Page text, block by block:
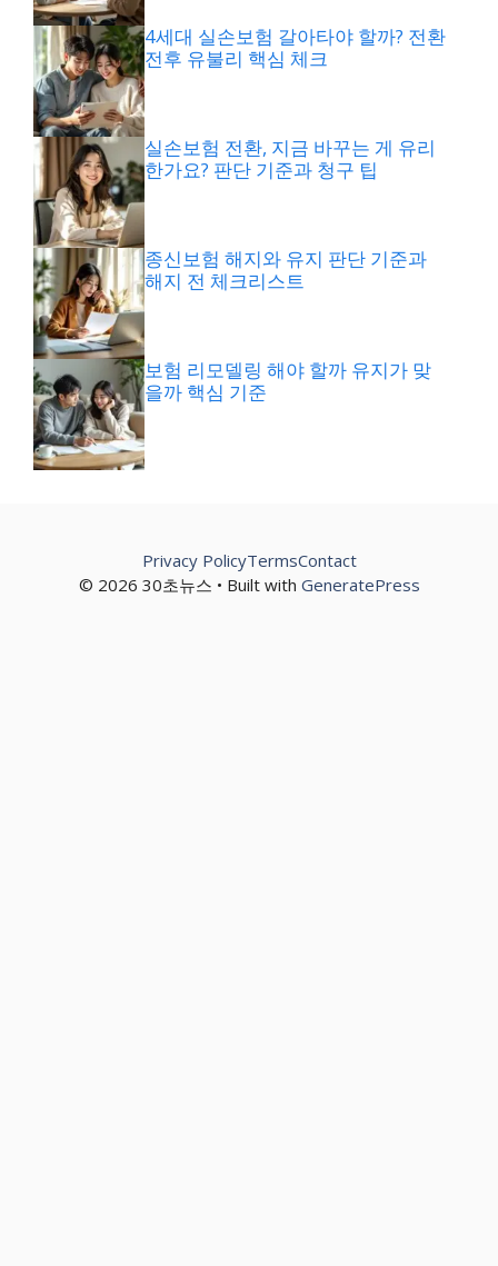
4세대 실손보험 갈아타야 할까? 전환
전후 유불리 핵심 체크
실손보험 전환, 지금 바꾸는 게 유리
한가요? 판단 기준과 청구 팁
종신보험 해지와 유지 판단 기준과
해지 전 체크리스트
보험 리모델링 해야 할까 유지가 맞
을까 핵심 기준
© 2026 30초뉴스 • Built with GeneratePress
Privacy PolicyTermsContact